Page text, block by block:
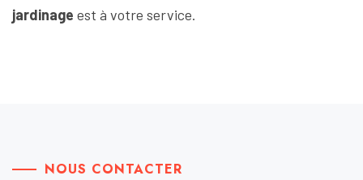
jardinage est à votre service.
NOUS CONTACTER